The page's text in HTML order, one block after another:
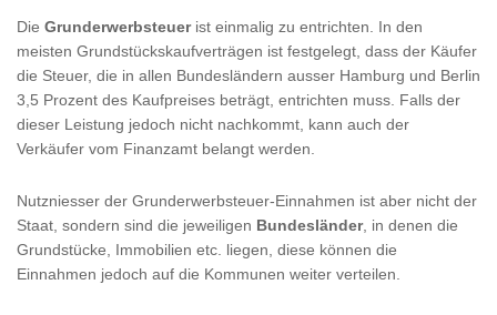
Die Grunderwerbsteuerist einmalig zu entrichten. In den
meisten Grundstückskaufverträgen ist festgelegt, dass der Käufer
die Steuer, die in allen Bundesländern ausser Hamburg und Berlin
3,5 Prozent des Kaufpreises beträgt, entrichten muss. Falls der
dieser Leistung jedoch nicht nachkommt, kann auch der
Verkäufer vom Finanzamt belangt werden.
Nutzniesser der Grunderwerbsteuer-Einnahmen ist aber nicht der
Staat, sondern sind die jeweiligen Bundesländer, in denen die
Grundstücke, Immobilien etc. liegen, diese können die
Einnahmen jedoch auf die Kommunen weiter verteilen.